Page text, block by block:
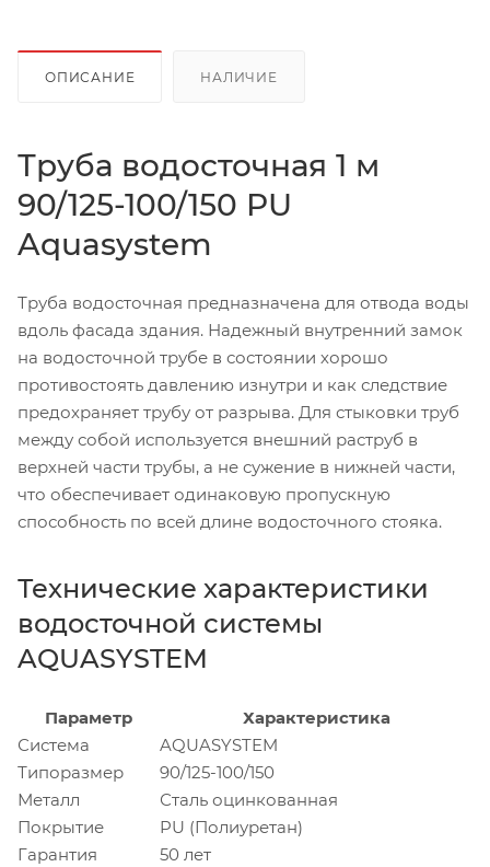
ОПИСАНИЕ НАЛИЧИЕ
Труба водосточная 1 м
90/125-100/150 PU
Aquasystem
Труба водосточная предназначена для отвода воды
вдоль фасада здания. Надежный внутренний замок
на водосточной трубе в состоянии хорошо
противостоять давлению изнутри и как следствие
предохраняет трубу от разрыва. Для стыковки труб
между собой используется внешний раструб в
верхней части трубы, а не сужение в нижней части,
что обеспечивает одинаковую пропускную
способность по всей длине водосточного стояка.
Технические характеристики
водосточной системы
AQUASYSTEM
Параметр
Характеристика
Система
AQUASYSTEM
Типоразмер
90/125-100/150
Металл
Сталь оцинкованная
Покрытие
PU (Полиуретан)
Гарантия
50 лет